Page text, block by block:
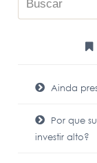
Ainda
Por que
investir alto?